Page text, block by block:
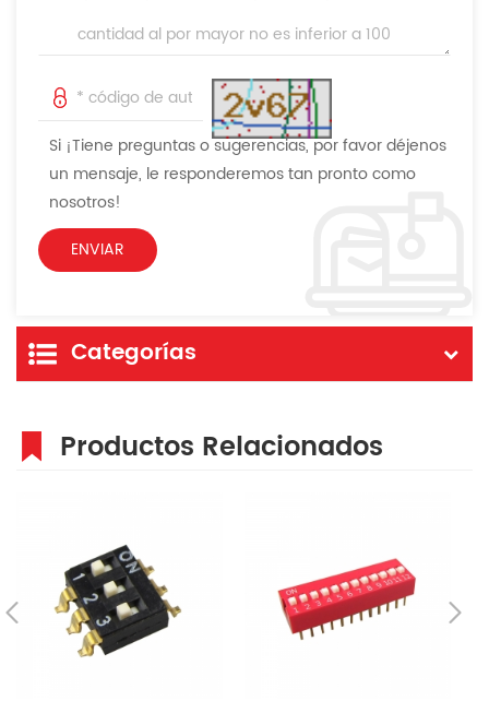
Si ¡Tiene preguntas o sugerencias, por favor déjenos
un mensaje, le responderemos tan pronto como
nosotros!
Categorías
Productos Relacionados